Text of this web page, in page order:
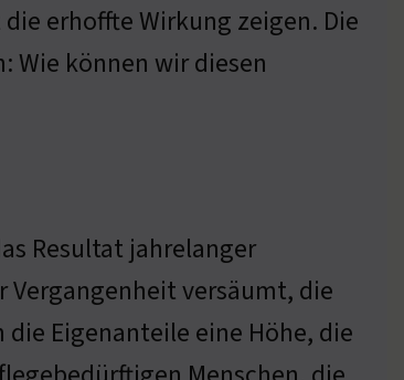
erhoffte Wirkung zeigen. Die
Wie können wir diesen
Resultat jahrelanger
versäumt, die
Eigenanteile eine Höhe, die